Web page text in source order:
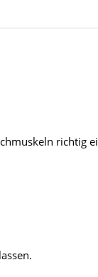
richtig